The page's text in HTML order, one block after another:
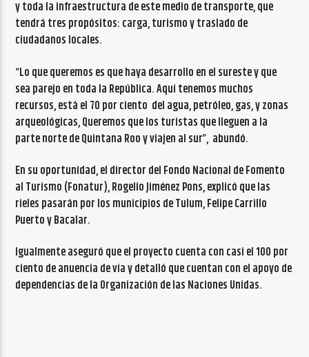
y toda la infraestructura de este medio de transporte, que
tendrá tres propósitos: carga, turismo y traslado de
ciudadanos locales.
“Lo que queremos es que haya desarrollo en el sureste y que
sea parejo en toda la República. Aquí tenemos muchos
recursos, está el 70 por ciento del agua, petróleo, gas, y zonas
arqueológicas, Queremos que los turistas que lleguen a la
parte norte de Quintana Roo y viajen al sur”, abundó.
En su oportunidad, el director del Fondo Nacional de Fomento
al Turismo (Fonatur), Rogelio Jiménez Pons, explicó que las
rieles pasarán por los municipios de Tulum, Felipe Carrillo
Puerto y Bacalar.
Igualmente aseguró que el proyecto cuenta con casi el 100 por
ciento de anuencia de vía y detalló que cuentan con el apoyo de
dependencias de la Organización de las Naciones Unidas.